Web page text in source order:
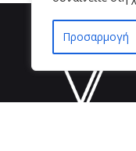
Προσαρμογή